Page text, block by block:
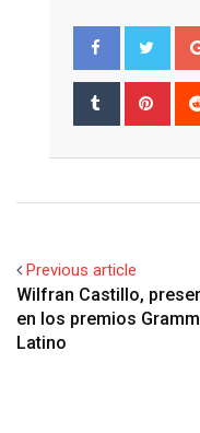
Tumblr
Previous article
Wilfran Castillo,
en los premios
Latino